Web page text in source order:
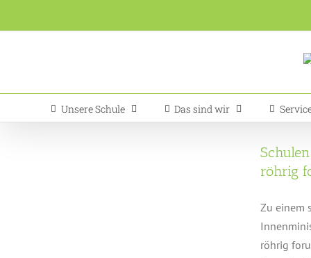
Inhalt
Unsere Schule Das sind wir
röhrig
Zu einem
röhrig